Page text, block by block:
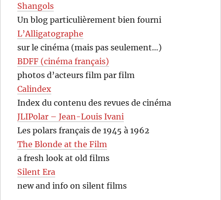
Shangols
Un blog particulièrement bien fourni
L’Alligatographe
sur le cinéma (mais pas seulement…)
BDFF (cinéma français)
photos d’acteurs film par film
Calindex
Index du contenu des revues de cinéma
JLIPolar – Jean-Louis Ivani
Les polars français de 1945 à 1962
The Blonde at the Film
a fresh look at old films
Silent Era
new and info on silent films